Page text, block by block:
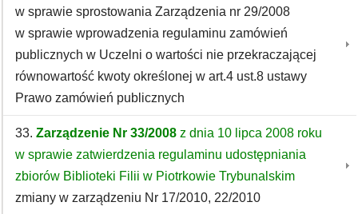
w sprawie sprostowania Zarządzenia nr 29/2008
w sprawie wprowadzenia regulaminu zamówień
publicznych w Uczelni o wartości nie przekraczającej
równowartość kwoty określonej w art.4 ust.8 ustawy
Prawo zamówień publicznych
33. Zarządzenie Nr 33/2008 z dnia 10 lipca 2008 roku
w sprawie zatwierdzenia regulaminu udostępniania
zbiorów Biblioteki Filii w Piotrkowie Trybunalskim
zmiany w zarządzeniu Nr 17/2010, 22/2010